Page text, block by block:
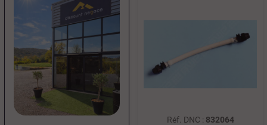
Réf. DNC : 832064